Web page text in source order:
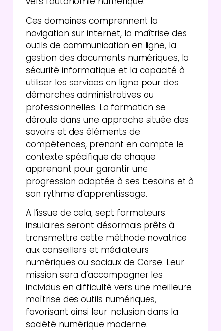
Ces domaines comprennent la
navigation sur internet, la maîtrise des
outils de communication en ligne, la
gestion des documents numériques, la
sécurité informatique et la capacité à
utiliser les services en ligne pour des
démarches administratives ou
professionnelles. La formation se
déroule dans une approche située des
savoirs et des éléments de
compétences, prenant en compte le
contexte spécifique de chaque
apprenant pour garantir une
progression adaptée à ses besoins et à
son rythme d’apprentissage.
A l’issue de cela, sept formateurs
insulaires seront désormais prêts à
transmettre cette méthode novatrice
aux conseillers et médiateurs
numériques ou sociaux de Corse. Leur
mission sera d’accompagner les
individus en difficulté vers une meilleure
maîtrise des outils numériques,
favorisant ainsi leur inclusion dans la
société numérique moderne.